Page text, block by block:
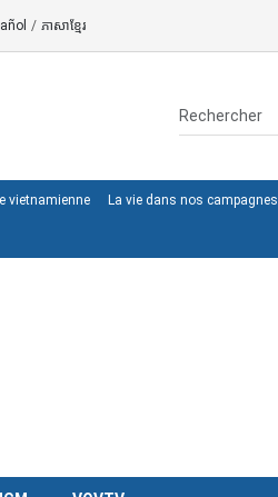
/ ភាសាខ្មែរ
vietnamienne La vie dans nos campagnes